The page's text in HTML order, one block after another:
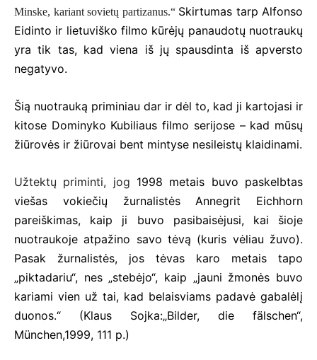
Minske, kariant sovietų partizanus.“ Skirtumas tarp Alfonso
Eidinto ir lietuviško filmo kūrėjų panaudotų nuotraukų
yra tik tas, kad viena iš jų spausdinta iš apversto
negatyvo.
Šią nuotrauką priminiau dar ir dėl to, kad ji kartojasi ir
kitose Dominyko Kubiliaus filmo serijose – kad mūsų
žiūrovės ir žiūrovai bent mintyse nesileistų klaidinami.
Užtektų priminti, jog 1998 metais buvo paskelbtas
viešas vokiečių žurnalistės Annegrit Eichhorn
pareiškimas, kaip ji buvo pasibaisėjusi, kai šioje
nuotraukoje atpažino savo tėvą (kuris vėliau žuvo).
Pasak žurnalistės, jos tėvas karo metais tapo
„piktadariu“, nes „stebėjo“, kaip „jauni žmonės buvo
kariami vien už tai, kad belaisviams padavė gabalėlį
duonos.“ (Klaus Sojka:„Bilder, die fälschen“,
München,1999, 111 p.)